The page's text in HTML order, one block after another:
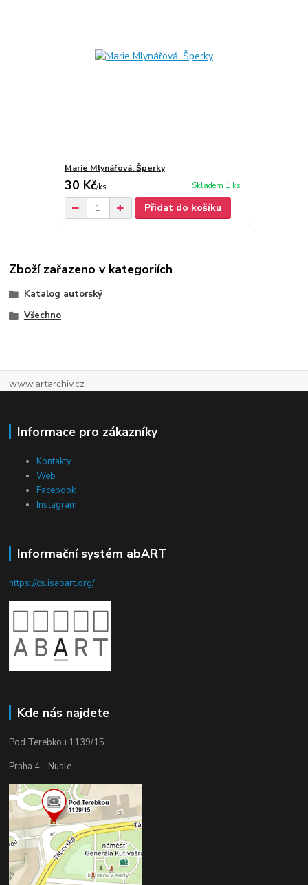
Marie Mlynářová: Šperky
30 Kč/ks Skladem 1 ks
Přidat do košíku
Zboží zařazeno v kategoriích
Katalog autorský
Všechno
www.artarchiv.cz
Informace pro zákazníky
Kontakty
Web
Facebook
Instagram
Informační systém abART
https://cs.isabart.org/
Kde nás najdete
Pod Terebkou 1139/15
Praha 4 - Nusle